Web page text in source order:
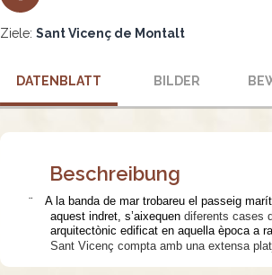
Ziele: Sant Vicenç de Montalt
DATENBLATT BILDER
Beschreibung
¨ A la banda de mar trobareu el passeig
aquest indret, s’aixequendiferents cases
arquitectònic edificat en aquella època a
Sant Vicenç compta amb una extensa